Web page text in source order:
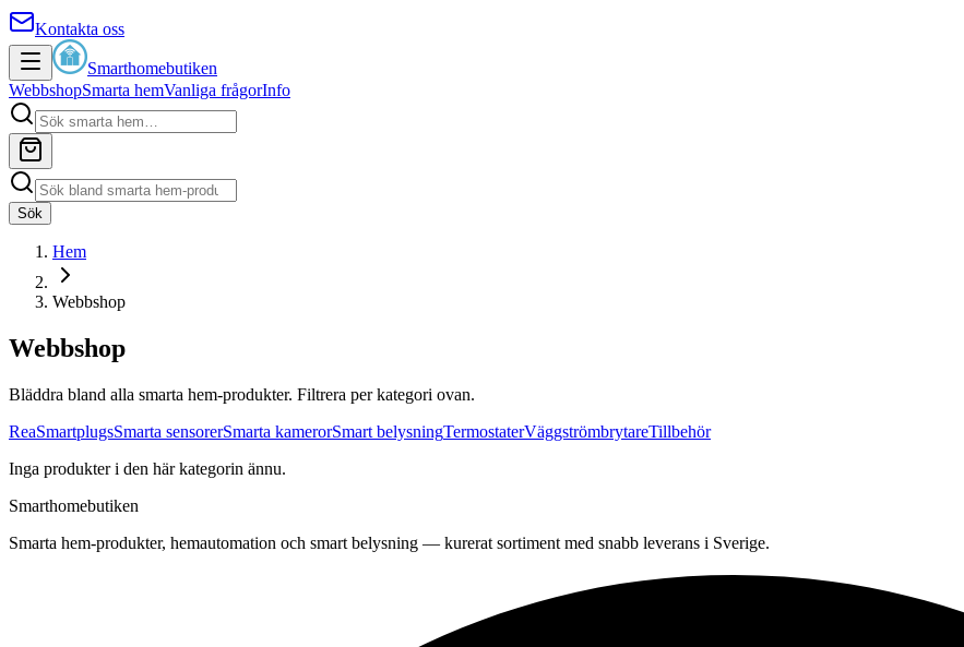
Kontakta oss
Smarthomebutiken
WebbshopSmarta hemVanliga frågorInfo
Sök
Hem
Webbshop
Webbshop
Bläddra bland alla smarta hem-produkter. Filtrera per kategori ovan.
ReaSmartplugsSmarta sensorerSmarta kamerorSmart belysningTermostaterVäggströmbrytareTillbehör
Inga produkter i den här kategorin ännu.
Smarthomebutiken
Smarta hem-produkter, hemautomation och smart belysning — kurerat sortiment med snabb leverans i Sverige.